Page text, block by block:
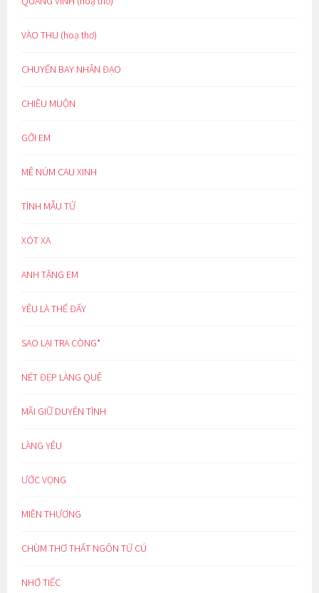
VÀO THU (hoạ thơ)
CHUYẾN BAY NHÂN ĐẠO
CHIỀU MUỘN
GỞI EM
MÊ NÚM CAU XINH
TÌNH MẪU TỬ
XÓT XA
ANH TẶNG EM
YÊU LÀ THẾ ĐẤY
SAO LẠI TRA CÒNG*
NÉT ĐẸP LÀNG QUÊ
MÃI GIỮ DUYÊN TÌNH
LÀNG YÊU
ƯỚC VỌNG
MIỀN THƯƠNG
CHÙM THƠ THẤT NGÔN TỨ CÚ
NHỚ TIẾC